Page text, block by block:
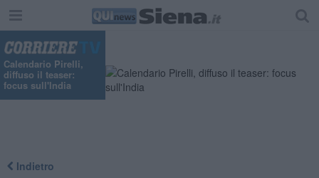
Calendario Pirelli,
diffuso il teaser:
focus sull'India
Indietro